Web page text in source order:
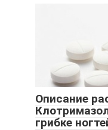
Описание
грибке